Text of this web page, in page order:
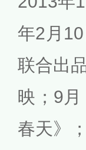
年2月
联合出
映；9
春天》